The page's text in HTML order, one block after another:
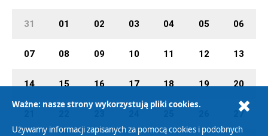
31 01 02 03 04 05 06
07 08 09 10 11 12 13
14 15 16 17 18 19 20
27
Ważne: nasze strony wykorzystują pliki cookies.
Używamy informacji zapisanych za pomocą cookies i podobnych